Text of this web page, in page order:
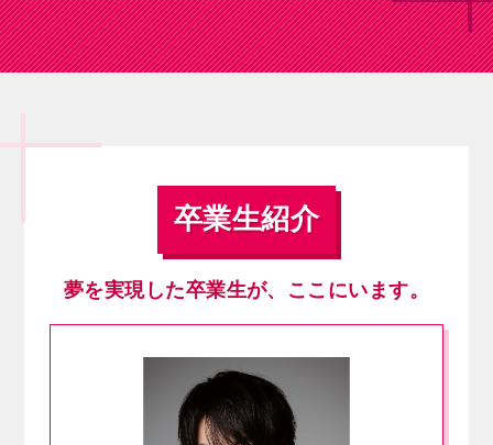
卒業生紹介
夢を実現した卒業生が、ここにいます。